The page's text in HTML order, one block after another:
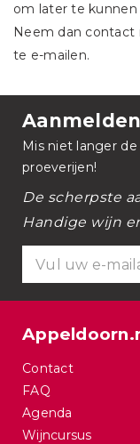
om later te
Neem dan contact
te e-mailen.
Mis niet langer
proeverijen!
De scherpste
Handige wijn
Contact
FAQ
Agenda
Wijncursus